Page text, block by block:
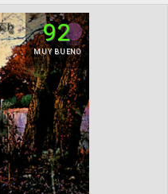
92
MUY BUENO